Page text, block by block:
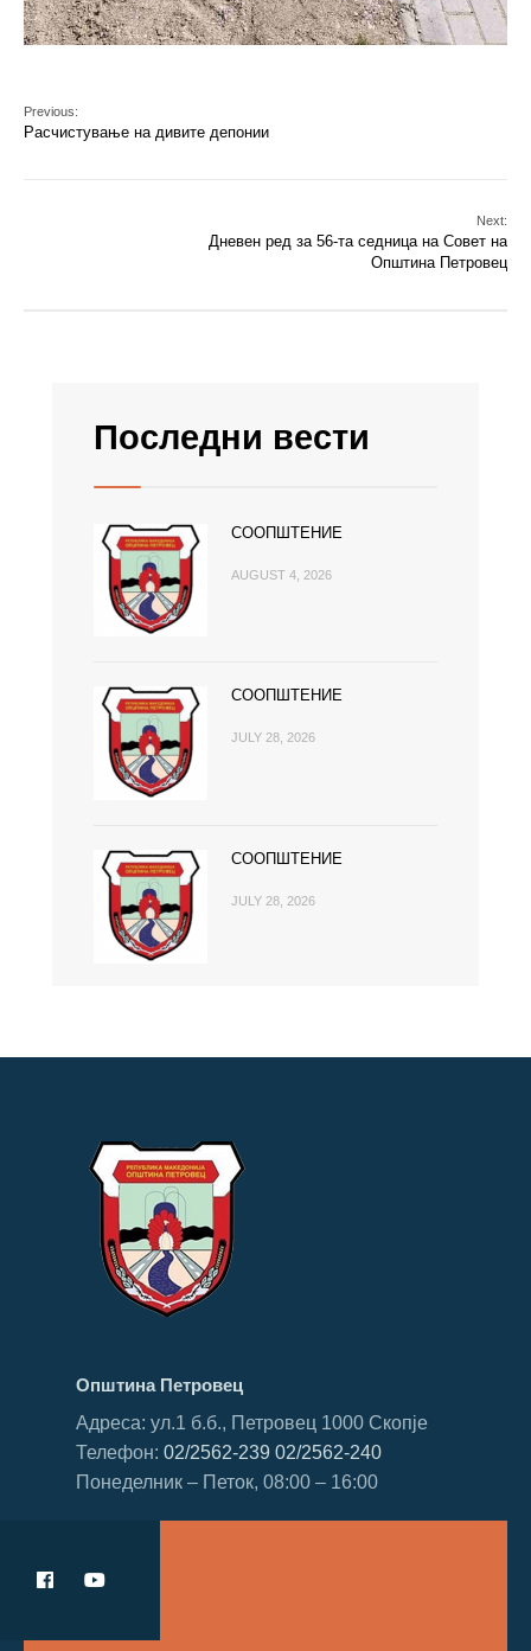
Previous:
Расчистување на дивите депонии
Next:
Дневен ред за 56-та седница на Совет на
Општина Петровец
Последни вести
СООПШТЕНИЕ
AUGUST 4, 2026
СООПШТЕНИЕ
JULY 28, 2026
СООПШТЕНИЕ
JULY 28, 2026
Општина Петровец
Адреса: ул.1 б.б., Петровец 1000 Скопје
Телефон: 02/2562-239 02/2562-240
Понеделник – Петок, 08:00 – 16:00